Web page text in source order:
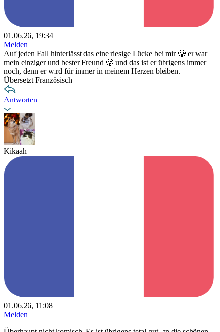
01.06.26, 19:34
Melden
Auf jeden Fall hinterlässt das eine riesige Lücke bei mir 🥲 er war
mein einziger und bester Freund 🥲 und das ist er übrigens immer
noch, denn er wird für immer in meinem Herzen bleiben.
Übersetzt Französisch
Antworten
Kikaah
01.06.26, 11:08
Melden